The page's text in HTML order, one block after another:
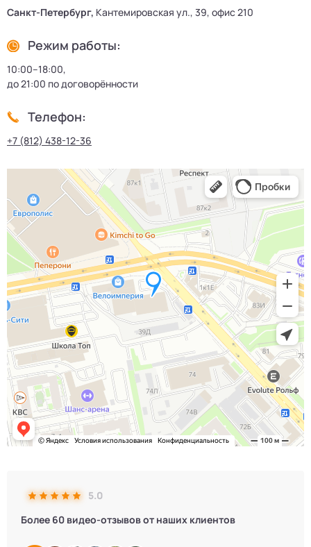
5.0
Более 60 видео-отзывов от наших клиентов
Санкт-Петербург, Кантемировская ул., 39, офис 210
Режим работы:
10:00–18:00,
до 21:00 по договорённости
Телефон:
+7 (812) 438-12-36